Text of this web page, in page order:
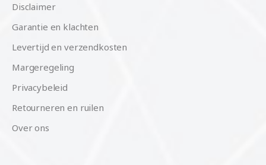
Disclaimer
Garantie en klachten
Levertijd en verzendkosten
Margeregeling
Privacybeleid
Retourneren en ruilen
Over ons